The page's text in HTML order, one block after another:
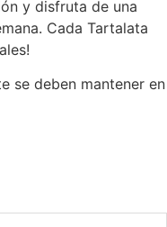
y disfruta de una
Cada Tartalata
se deben mantener en